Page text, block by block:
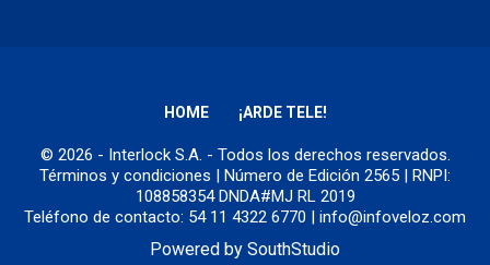
HOME ¡ARDE TELE!
© 2026 - Interlock S.A. - Todos los derechos reservados.
Términos y condiciones | Número de Edición 2565 | RNPI:
108858354 DNDA#MJ RL 2019
Teléfono de contacto: 54 11 4322 6770 | info@infoveloz.com
Powered by SouthStudio